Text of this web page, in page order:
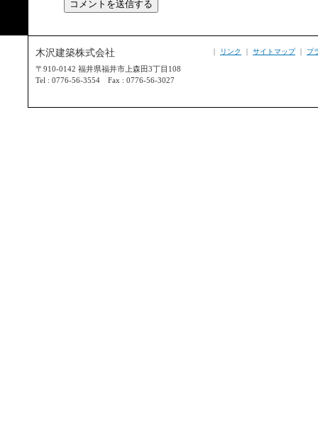
｜ リンク ｜ サイトマップ｜ プ
木沢建築株式会社
〒910-0142 福井県福井市上森田3丁目108
Tel : 0776-56-3554 Fax : 0776-56-3027